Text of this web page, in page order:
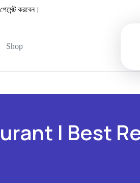
করবেন।
Shop
| Best